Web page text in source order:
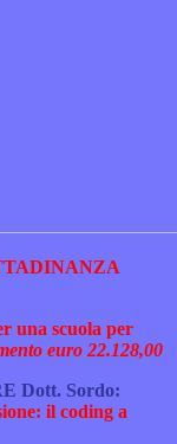
una scuola per
euro 22.128,00
Dott. Sordo:
il coding a